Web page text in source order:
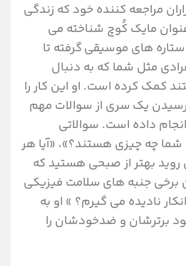
مراجعه کننده خود که زندگی
عنوان مایک کُوچ شناخته می
ستاره های موسیقی گرفته تا
مثل شما که به دنبال
کمک کرده است. او این کار را
پرسیدن یک سری از سوالات مهم
داده است. سوالاتی
چه چیزی هستند؟»، «آیا هر
بهتر از صبحی هستید که
برخی جنبه های سلامت فیزیکی
نادیده می گیرم؟ » او به
برترشان و ضدخودشان را